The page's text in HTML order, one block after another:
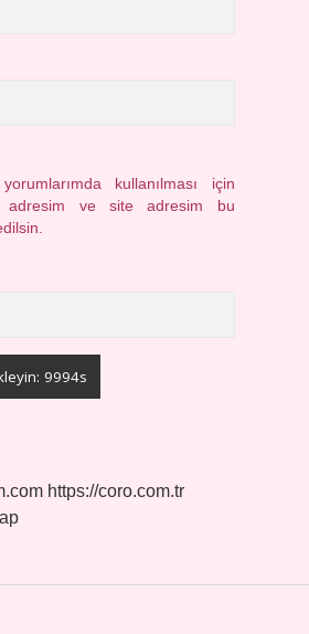
kullanılması için
adresim ve site adresim bu
https://coro.com.tr